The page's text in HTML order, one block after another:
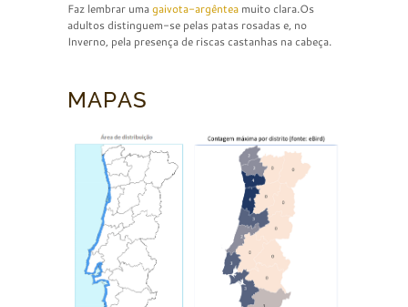
Faz lembrar umagaivota-argêntea muito clara.Os
adultos distinguem-se pelas patas rosadas e, no
Inverno, pela presença de riscas castanhas na cabeça.
MAPAS